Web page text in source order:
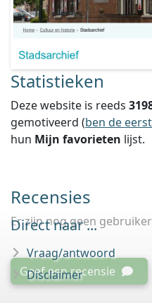
Statistieken
Deze website is reeds
gemotiveerd (ben de
hun Mijn favorieten lijst.
Recensies
Er zijn nog geen
Geef een recensie
Direct naar ...
Vraag/antwoord
Disclaimer